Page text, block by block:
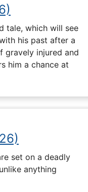
tale, which will see
his past after a
gravely injured and
him a chance at
set on a deadly
anything